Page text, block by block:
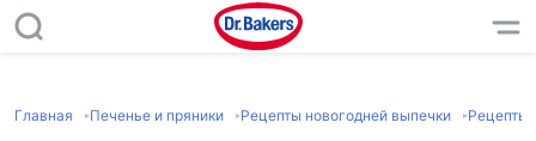
Главная Печенье и пряники Рецепты новогодней выпечки Рецепты